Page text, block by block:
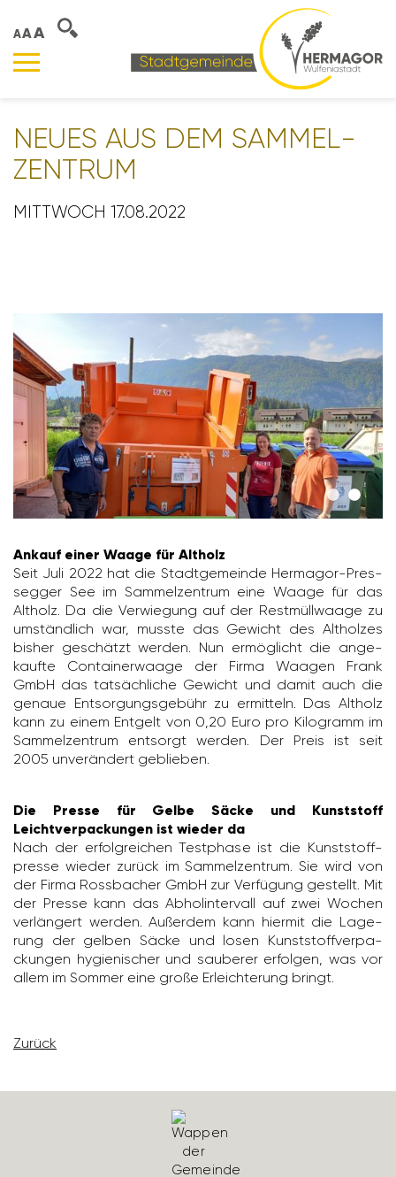
AAA
NEUES AUS DEM SAMMEL­
ZEN­TRUM
MITTWOCH 17.08.2022
Ankauf einer Waage für Altholz
Seit Juli 2022 hat die Stadt­ge­meinde Hermagor-Pres­
segger See im Sammel­zen­trum eine Waage für das
Altholz. Da die Verwie­gung auf der Rest­müll­waage zu
umständ­lich war, musste das Gewicht des Altholzes
bisher geschätzt werden. Nun ermög­licht die ange­
kaufte Contai­ner­waage der Firma Waagen Frank
GmbH das tatsäch­liche Gewicht und damit auch die
genaue Entsor­gungs­ge­bühr zu ermit­teln. Das Altholz
kann zu einem Entgelt von 0,20 Euro pro Kilo­gramm im
Sammel­zen­trum entsorgt werden. Der Preis ist seit
2005 unver­än­dert geblieben.
Die Presse für Gelbe Säcke und Kunststoff
Leichtverpackungen ist wieder da
Nach der erfolg­rei­chen Test­phase ist die Kunst­stoff­
presse wieder zurück im Sammel­zen­trum. Sie wird von
der Firma Ross­ba­cher GmbH zur Verfü­gung gestellt. Mit
der Presse kann das Abholin­ter­vall auf zwei Wochen
verlän­gert werden. Außerdem kann hiermit die Lage­
rung der gelben Säcke und losen Kunst­stoff­ver­pa­
ckungen hygie­ni­scher und sauberer erfolgen, was vor
allem im Sommer eine große Erleich­te­rung bringt.
Zurück